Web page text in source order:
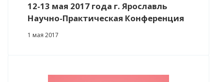
12-13 мая 2017 года г. Ярославль
Научно-Практическая Конференция
1 мая 2017